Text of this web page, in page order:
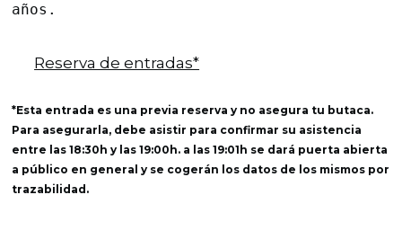
años.
Reserva de entradas*
*Esta entrada es una previa reserva y no asegura tu butaca.
Para asegurarla, debe asistir para confirmar su asistencia
entre las 18:30h y las 19:00h. a las 19:01h se dará puerta abierta
a público en general y se cogerán los datos de los mismos por
trazabilidad.